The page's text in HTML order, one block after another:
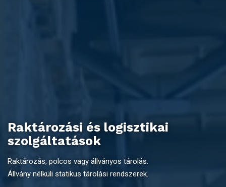
Raktározási és logisztikai
szolgáltatások
Raktározás, polcos vagy állványos tárolás.
Állvány nélküli statikus tárolási rendszerek.